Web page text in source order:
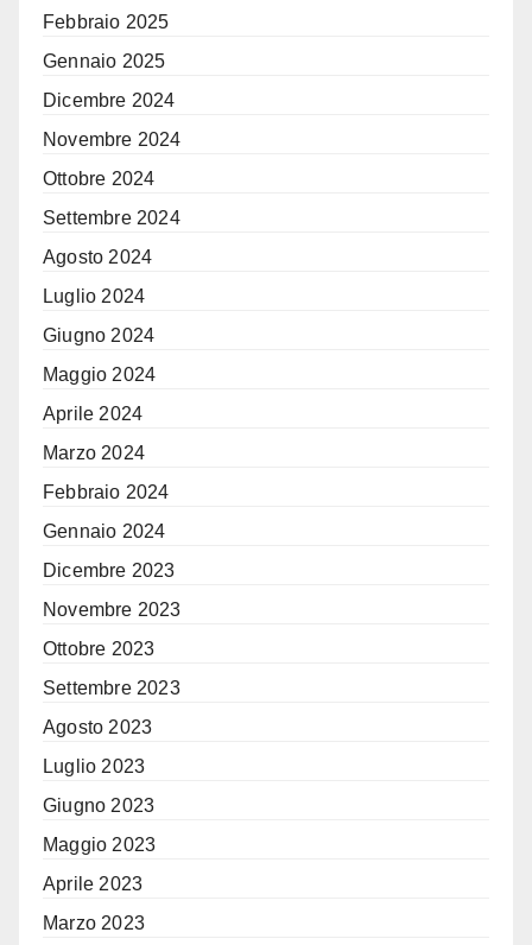
Febbraio 2025
Gennaio 2025
Dicembre 2024
Novembre 2024
Ottobre 2024
Settembre 2024
Agosto 2024
Luglio 2024
Giugno 2024
Maggio 2024
Aprile 2024
Marzo 2024
Febbraio 2024
Gennaio 2024
Dicembre 2023
Novembre 2023
Ottobre 2023
Settembre 2023
Agosto 2023
Luglio 2023
Giugno 2023
Maggio 2023
Aprile 2023
Marzo 2023